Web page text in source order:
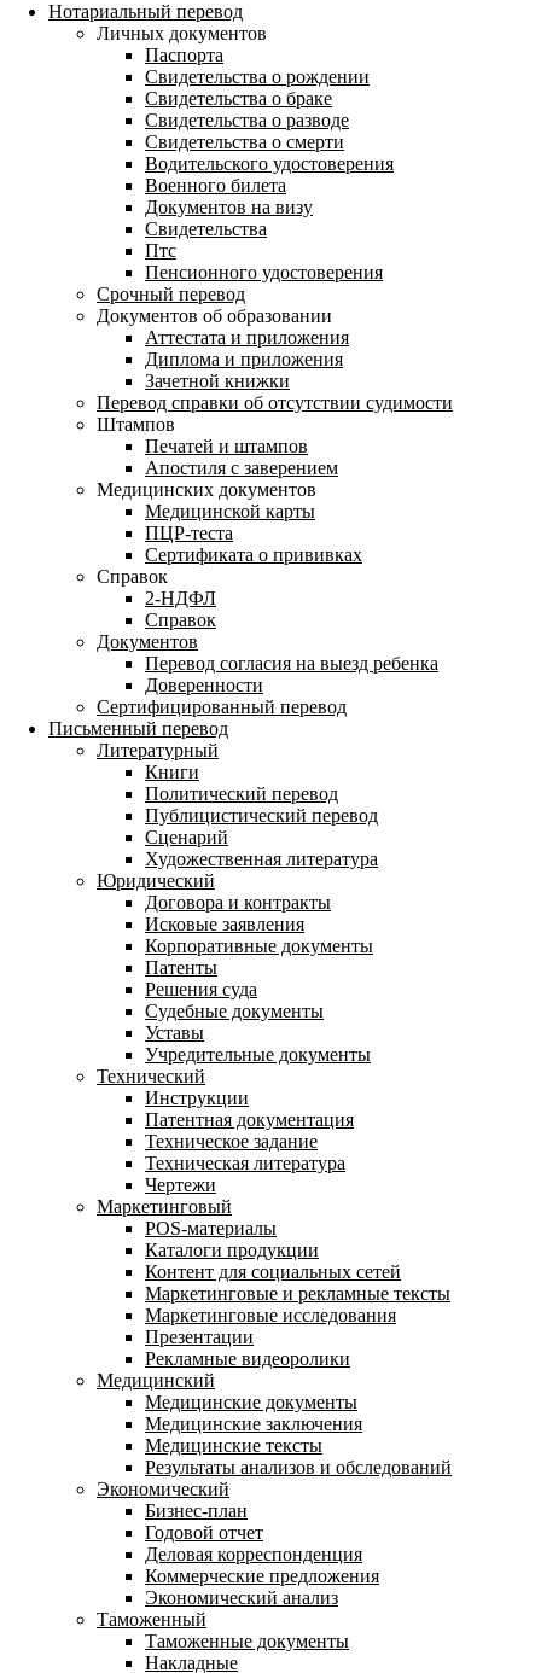
Нотариальный перевод
Личных документов
Паспорта
Свидетельства о рождении
Свидетельства о браке
Свидетельства о разводе
Свидетельства о смерти
Водительского удостоверения
Военного билета
Документов на визу
Свидетельства
Птс
Пенсионного удостоверения
Срочный перевод
Документов об образовании
Аттестата и приложения
Диплома и приложения
Зачетной книжки
Перевод справки об отсутствии судимости
Штампов
Печатей и штампов
Апостиля с заверением
Медицинских документов
Медицинской карты
ПЦР-теста
Сертификата о прививках
Справок
2-НДФЛ
Справок
Документов
Перевод согласия на выезд ребенка
Доверенности
Сертифицированный перевод
Письменный перевод
Литературный
Книги
Политический перевод
Публицистический перевод
Сценарий
Художественная литература
Юридический
Договора и контракты
Исковые заявления
Корпоративные документы
Патенты
Решения суда
Судебные документы
Уставы
Учредительные документы
Технический
Инструкции
Патентная документация
Техническое задание
Техническая литература
Чертежи
Маркетинговый
POS-материалы
Каталоги продукции
Контент для социальных сетей
Маркетинговые и рекламные тексты
Маркетинговые исследования
Презентации
Рекламные видеоролики
Медицинский
Медицинские документы
Медицинские заключения
Медицинские тексты
Результаты анализов и обследований
Экономический
Бизнес-план
Годовой отчет
Деловая корреспонденция
Коммерческие предложения
Экономический анализ
Таможенный
Таможенные документы
Накладные